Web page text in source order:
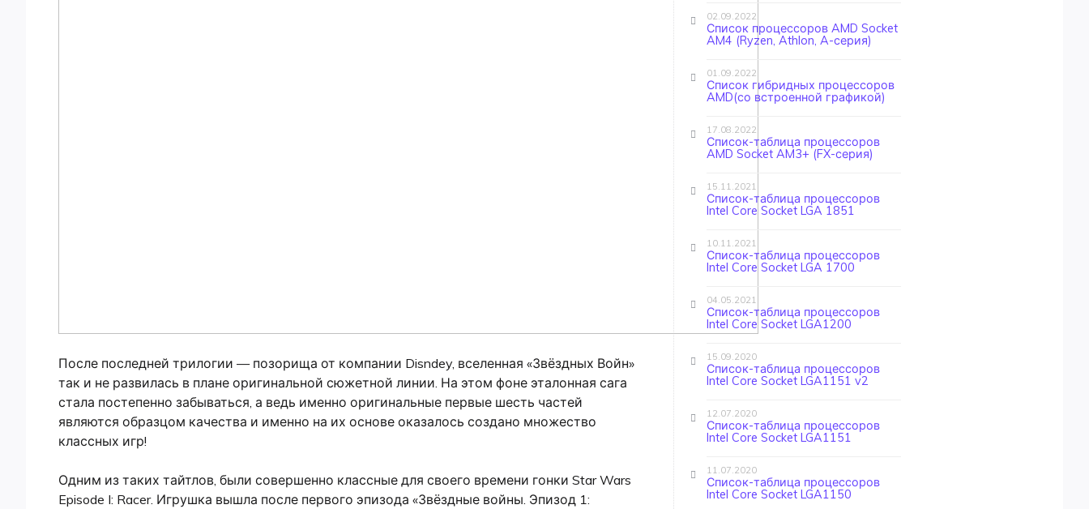
После последней трилогии — позорища от компании Disndey, вселенная «Звёздных Войн»
так и не развилась в плане оригинальной сюжетной линии. На этом фоне эталонная сага
стала постепенно забываться, а ведь именно оригинальные первые шесть частей
являются образцом качества и именно на их основе оказалось создано множество
классных игр!
Одним из таких тайтлов, были совершенно классные для своего времени гонки Star Wars
Episode I: Racer. Игрушка вышла после первого эпизода «Звёздные войны. Эпизод 1:
02.09.2022
Список процессоров AMD Socket
AM4 (Ryzen, Athlon, A-серия)
01.09.2022
Список гибридных процессоров
AMD(со встроенной графикой)
17.08.2022
Список-таблица процессоров
AMD Socket AM3+ (FX-серия)
15.11.2021
Список-таблица процессоров
Intel Core Socket LGA 1851
10.11.2021
Список-таблица процессоров
Intel Core Socket LGA 1700
04.05.2021
Список-таблица процессоров
Intel Core Socket LGA1200
15.09.2020
Список-таблица процессоров
Intel Core Socket LGA1151 v2
12.07.2020
Список-таблица процессоров
Intel Core Socket LGA1151
11.07.2020
Список-таблица процессоров
Intel Core Socket LGA1150